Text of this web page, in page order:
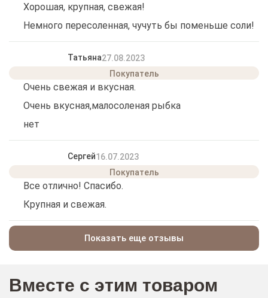
Хорошая, крупная, свежая!
Немного пересоленная, чучуть бы поменьше соли!
Татьяна27.08.2023
Очень свежая и вкусная.
Очень вкусная,малосоленая рыбка
нет
Сергей16.07.2023
Все отлично! Спасибо.
Крупная и свежая.
Показать еще отзывы
Вместе с этим товаром